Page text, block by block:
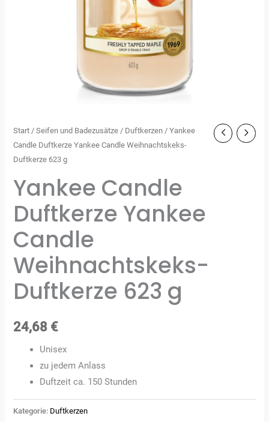
Start /Seifen und Badezusätze / Duftkerzen / Yankee
Candle Duftkerze Yankee Candle Weihnachtskeks-
Duftkerze 623 g
Yankee Candle
Duftkerze Yankee
Candle
Weihnachtskeks-
Duftkerze 623 g
24,68 €
Unisex
zu jedem Anlass
Duftzeit ca. 150 Stunden
Kategorie: Duftkerzen